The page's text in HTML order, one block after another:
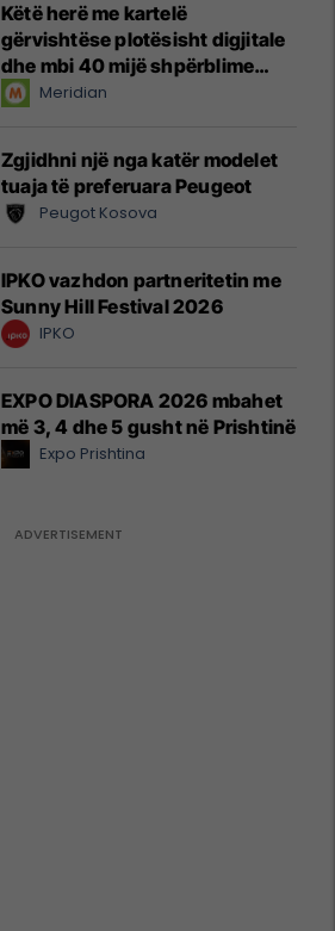
Këtë herë me kartelë
gërvishtëse plotësisht digjitale
dhe mbi 40 mijë shpërblime
instant!Meridian
Zgjidhni një nga katër modelet
tuaja të preferuara Peugeot
Peugot Kosova
IPKO vazhdon partneritetin me
Sunny Hill Festival 2026
IPKO
EXPO DIASPORA 2026 mbahet
më 3, 4 dhe 5 gusht në Prishtinë
Expo Prishtina